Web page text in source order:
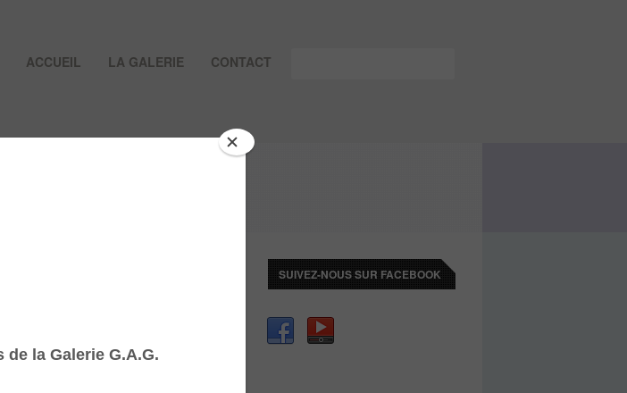
ACCUEIL LA GALERIE CONTACT
SUIVEZ-NOUS SUR FACEBOOK